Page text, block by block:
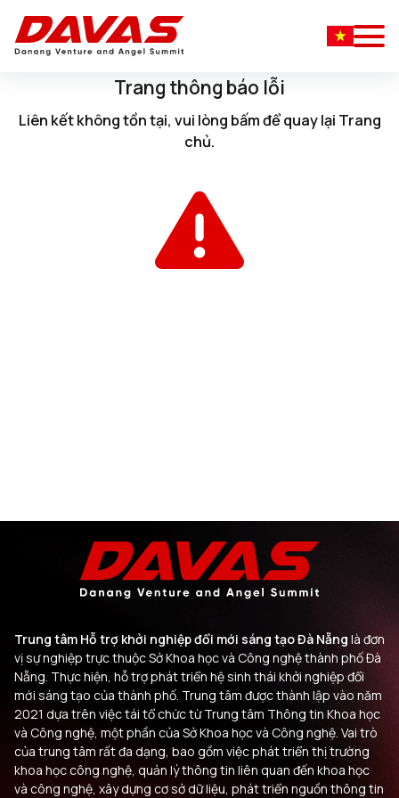
Trang thông báo lỗi
Liên kết không tồn tại, vui lòng bấmđể quay lại Trang
chủ.
Trung tâm Hỗ trợ khởi nghiệp đổi mới sáng tạo Đà Nẵng là đơn
vị sự nghiệp trực thuộc Sở Khoa học và Công nghệ thành phố Đà
Nẵng. Thực hiện, hỗ trợ phát triển hệ sinh thái khởi nghiệp đổi
mới sáng tạo của thành phố. Trung tâm được thành lập vào năm
2021 dựa trên việc tái tổ chức từ Trung tâm Thông tin Khoa học
và Công nghệ, một phần của Sở Khoa học và Công nghệ. Vai trò
của trung tâm rất đa dạng, bao gồm việc phát triển thị trường
khoa học công nghệ, quản lý thông tin liên quan đến khoa học
và công nghệ, xây dựng cơ sở dữ liệu, phát triển nguồn thông tin